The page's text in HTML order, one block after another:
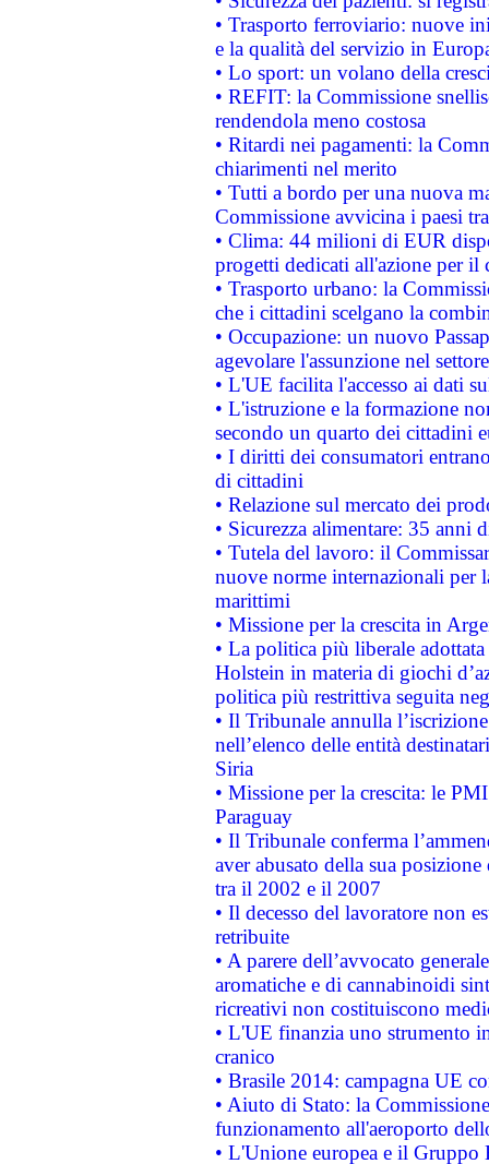
• Trasporto ferroviario: nuove
e la qualità del servizio in
• Lo sport: un volano della
• REFIT: la Commissione
rendendola meno costosa
• Ritardi nei pagamenti: la
chiarimenti nel merito
• Tutti a bordo per una nuova
Commissione avvicina i paesi
• Clima: 44 milioni di EUR
progetti dedicati all'azione per il
• Trasporto urbano: la
che i cittadini scelgano la
• Occupazione: un nuovo
agevolare l'assunzione nel
• L'UE facilita l'accesso ai dati
• L'istruzione e la formazione
secondo un quarto dei cittadini
• I diritti dei consumatori
di cittadini
• Relazione sul mercato dei
• Sicurezza alimentare: 35 anni
• Tutela del lavoro: il
nuove norme internazionali per
marittimi
• Missione per la crescita in
• La politica più liberale
Holstein in materia di giochi
politica più restrittiva seguita
• Il Tribunale annulla
nell’elenco delle entità
Siria
• Missione per la crescita: le
Paraguay
• Il Tribunale conferma
aver abusato della sua
tra il 2002 e il 2007
• Il decesso del lavoratore non
retribuite
• A parere dell’avvocato
aromatiche e di cannabinoidi
ricreativi non costituiscono
• L'UE finanzia uno strumento
cranico
• Brasile 2014: campagna UE
• Aiuto di Stato: la
funzionamento all'aeroporto
• L'Unione europea e il